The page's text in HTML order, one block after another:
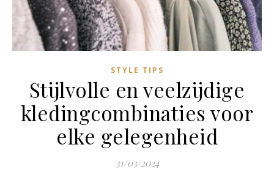
STYLE TIPS
Stijlvolle en veelzijdige
kledingcombinaties voor
elke gelegenheid
31/03/2024